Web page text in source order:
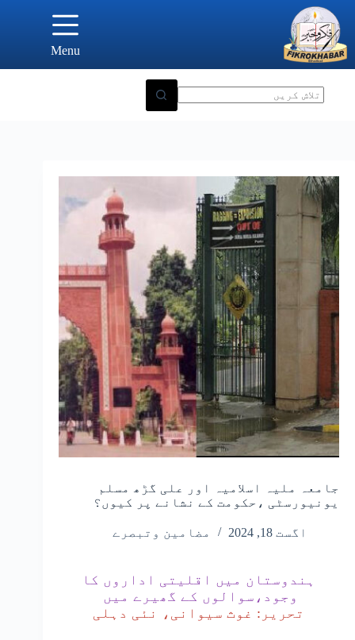
content
Menu
جامعہ ملیہ اسلامیہ اور علی گڑھ مسلم
یونیورسٹی ،حکومت کے نشانے پر کیوں؟
اگست 18, 2024 مضامین وتبصرے
ہندوستان میں اقلیتی اداروں کا
وجود،سوالوں کے گھیرے میں
تحریر: غوث سیوانی، نئی دہلی